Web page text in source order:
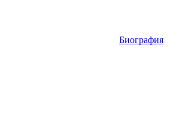
Биография